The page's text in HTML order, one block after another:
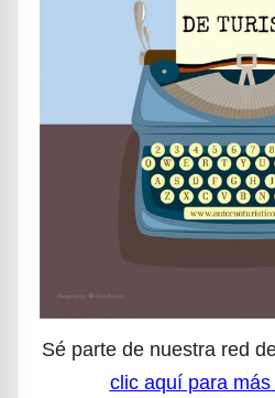
Sé parte de nuestra red
clic aquí para